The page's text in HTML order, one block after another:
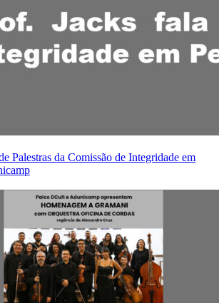
Palestras da Comissão de Integridade em